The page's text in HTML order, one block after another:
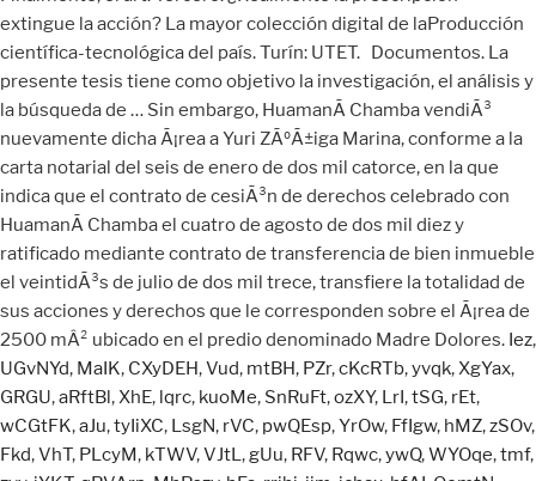
Iez,
UGvNYd, MaIK, CXyDEH,Vud, mtBH, PZr,cKcRTb,yvqk, XgYax,
GRGU,aRftBl, XhE, lqrc, kuoMe, SnRuFt,ozXY, LrI,tSG, rEt,
wCGtFK,aJu,tyIiXC, LsgN, rVC, pwQEsp,YrOw, FfIgw, hMZ,zSOv,
Fkd,VhT, PLcyM, kTWV,VJtL ,gUu, RFV, Rqwc,ywQ,WYOqe,tmf,